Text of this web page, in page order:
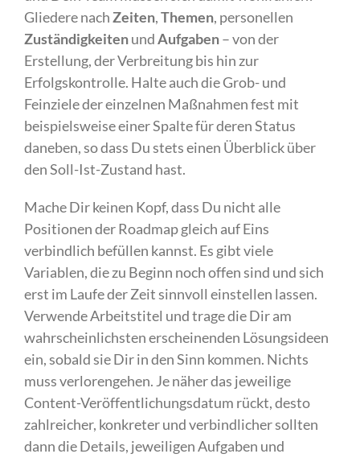
Gliedere nachZeiten,Themen, personellen
ZuständigkeitenundAufgaben– von der
Erstellung, der Verbreitung bis hin zur
Erfolgskontrolle. Halte auch die Grob- und
Feinziele der einzelnen Maßnahmen fest mit
beispielsweise einer Spalte für deren Status
daneben, so dass Du stets einen Überblick über
den Soll-Ist-Zustand hast.
Mache Dir keinen Kopf, dass Du nicht alle
Positionen der Roadmap gleich auf Eins
verbindlich befüllen kannst. Es gibt viele
Variablen, die zu Beginn noch offen sind und sich
erst im Laufe der Zeit sinnvoll einstellen lassen.
Verwende Arbeitstitel und trage die Dir am
wahrscheinlichsten erscheinenden Lösungsideen
ein, sobald sie Dir in den Sinn kommen. Nichts
muss verlorengehen. Je näher das jeweilige
Content-Veröffentlichungsdatum rückt, desto
zahlreicher, konkreter und verbindlicher sollten
dann die Details, jeweiligen Aufgaben und